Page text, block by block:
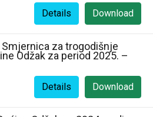
Download
Details
za trogodišnje
Odžak za period 2025. –
Download
Details